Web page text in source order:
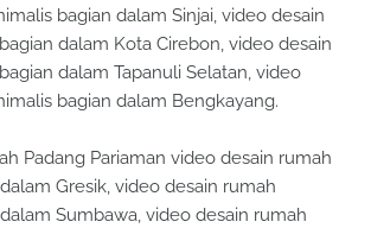
bagian dalam Sinjai, video desain
dalam Kota Cirebon, video desain
dalam Tapanuli Selatan, video
bagian dalam Bengkayang.
Padang Pariaman video desain rumah
Gresik, video desain rumah
Sumbawa, video desain rumah